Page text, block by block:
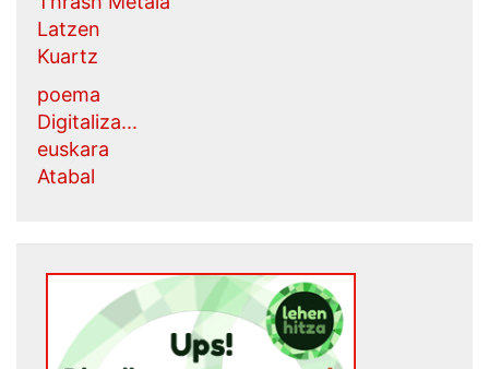
Latzen
Kuartz
poema
Digitaliza...
euskara
Atabal